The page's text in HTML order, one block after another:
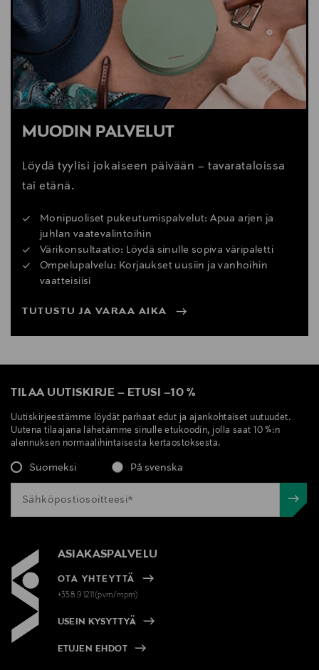
MUODIN PALVELUT
Löydä tyylisi jokaiseen päivään – tavarataloissa
tai etänä.
Monipuoliset pukeutumispalvelut: Apua arjen ja
juhlan vaatevalintoihin
Värikonsultaatio: Löydä sinulle sopiva väripaletti
Ompelupalvelu: Korjaukset uusiin ja vanhoihin
vaatteisiisi
TUTUSTU JA VARAA AIKA
TILAA UUTISKIRJE – ETUSI –10 %
Uutiskirjeestämme löydät parhaat edut ja ajankohtaiset uutuudet.
Uutena tilaajana lähetämme sinulle etukoodin, jolla saat 10 %:n
alennuksen normaalihintaisesta kertaostoksesta.
Suomeksi På svenska
ASIAKASPALVELU
OTA YHTEYTTÄ
+358 9 1211(pvm/mpm)
USEIN KYSYTTYÄ
ETUJEN EHDOT